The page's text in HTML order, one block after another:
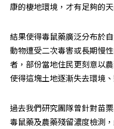
康的棲地環境，才有足夠的
結果使得毒鼠藥廣泛分布於
動物遭受二次毒害或長期慢
者，部份當地住民更刻意以
使得這塊土地逐漸失去環境
過去我們研究團隊曾針對苗
毒鼠藥及農藥殘留濃度檢測